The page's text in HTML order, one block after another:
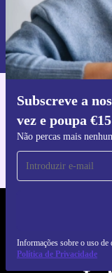
Subscreve a
vez e poupa €15
Não percas mais
Informações sobre o uso de
Política de Privacidade
Informações sobre o
nossa
Política de